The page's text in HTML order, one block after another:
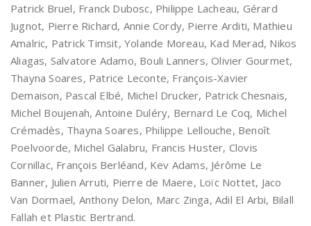
Patrick Bruel, Franck Dubosc, Philippe Lacheau, Gérard
Jugnot, Pierre Richard, Annie Cordy, Pierre Arditi, Mathieu
Amalric, Patrick Timsit, Yolande Moreau, Kad Merad, Nikos
Aliagas, Salvatore Adamo, Bouli Lanners, Olivier Gourmet,
Thayna Soares, Patrice Leconte, François-Xavier
Demaison, Pascal Elbé, Michel Drucker, Patrick Chesnais,
Michel Boujenah, Antoine Duléry, Bernard Le Coq, Michel
Crémadès, Thayna Soares, Philippe Lellouche, Benoît
Poelvoorde, Michel Galabru, Francis Huster, Clovis
Cornillac, François Berléand, Kev Adams, Jérôme Le
Banner, Julien Arruti, Pierre de Maere, Loïc Nottet, Jaco
Van Dormael, Anthony Delon, Marc Zinga, Adil El Arbi, Bilall
Fallah et Plastic Bertrand.